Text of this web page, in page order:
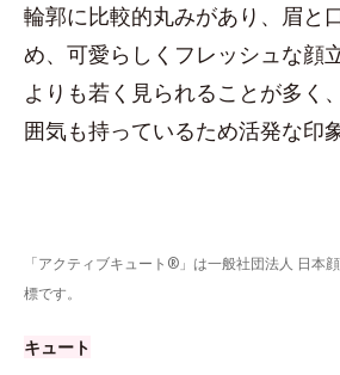
輪郭に比較的丸みがあり、眉と
め、可愛らしくフレッシュな顔
よりも若く見られることが多く
囲気も持っているため活発な印
「アクティブキュート®」は一般社団法人 日本
標です。
キュート